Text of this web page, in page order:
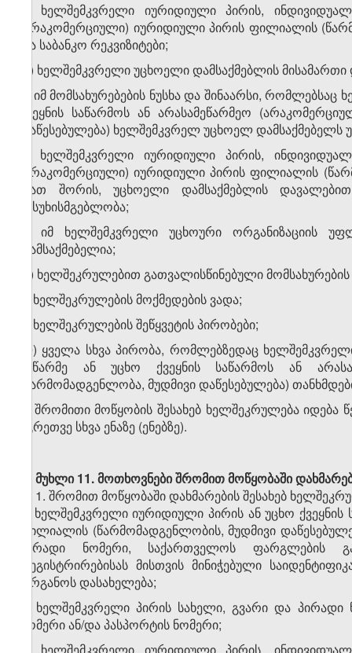
გ) ხელშემკვრელი იურიდიული პირის,
(არაკომერციული) იურიდიული პირის ფილიალის
და საბანკო რეკვიზიტები;
დ) ხელშემკვრელი უცხოელი დამსაქმებლის მისამართი
ე) იმ მომსახურებების ნუსხა და შინაარსი,
ქვეყნის საწარმოს ან არასამეწარმეო
დაწესებულება) ხელშემკვრელ უცხოელ დამსაქმებელს
ვ) ხელშემკვრელი იურიდიული პირის,
(არაკომერციული) იურიდიული პირის ფილიალის
(მათ შორის, უცხოელი დამსაქმებლის
პასუხისმგებლობა;
ზ) იმ ხელშემკვრელი უცხოური ორგანიზაციის
დამსაქმებელია;
თ) ხელშეკრულებით გათვალისწინებული
ი) ხელშეკრულების მოქმედების ვადა;
კ) ხელშეკრულების შეწყვეტის პირობები;
ლ) ყველა სხვა პირობა, რომლებზედაც
მეწარმე ან უცხო ქვეყნის საწარმოს ან
(წარმომადგენლობა, მუდმივი დაწესებულება)
2. შრომითი მოწყობის შესახებ ხელშეკრულება
აგრეთვე სხვა ენაზე (ენებზე).
მუხლი 11.მოთხოვნები შრომით მოწყობაში
1. შრომით მოწყობაში დახმარების შესახებ
ა) ხელშემკვრელი იურიდიული პირის ან უცხო
ფილიალის (წარმომადგენლობის, მუდმივი
პირადი ნომერი, საქართველოს ფარგლების
რეგისტრირებისას მისთვის მინიჭებული
ორგანოს დასახელება;
ბ) ხელშემკვრელი პირის სახელი, გვარი და
ნომერი ან/და პასპორტის ნომერი;